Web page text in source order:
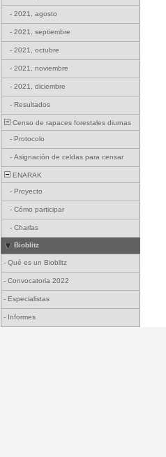
- 2021, agosto
- 2021, septiembre
- 2021, octubre
- 2021, noviembre
- 2021, diciembre
- Resultados
Censo de rapaces forestales diurnas
- Protocolo
- Asignación de celdas para censar
ENARAK
- Proyecto
- Cómo participar
- Charlas
Bioblitz
- Qué es un Bioblitz
- Convocatoria 2022
- Especialistas
- Informes